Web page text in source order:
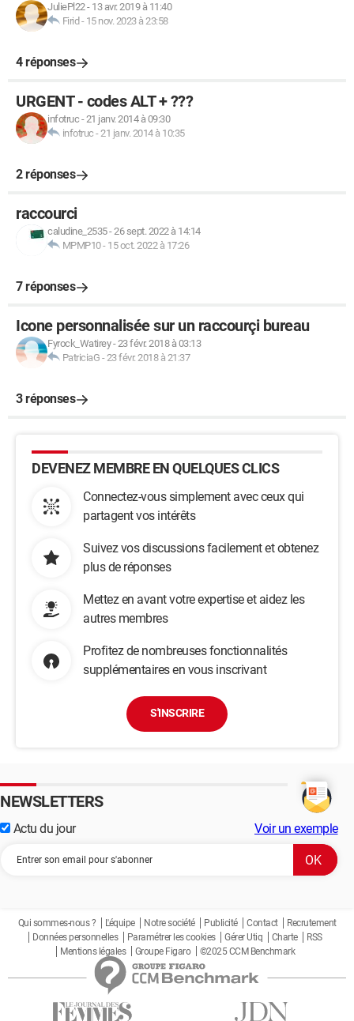
JuliePl22- 13 avr. 2019 à 11:40
Firid - 15 nov. 2023 à 23:58
4 réponses
URGENT - codes ALT + ???
infotruc -21 janv. 2014 à 09:30
infotruc -21 janv. 2014 à 10:35
2 réponses
raccourci
caludine_2535-26 sept. 2022 à 14:14
MPMP10- 15 oct. 2022 à 17:26
7 réponses
Icone personnalisée sur un raccourçi bureau
Fyrock_Watirey-23 févr. 2018 à 03:13
PatriciaG -23 févr. 2018 à 21:37
3 réponses
DEVENEZ MEMBRE EN QUELQUES CLICS
Connectez-vous simplement avec ceux qui
partagent vos intérêts
Suivez vos discussions facilement et obtenez
plus de réponses
Mettez en avant votre expertise et aidez les
autres membres
Profitez de nombreuses fonctionnalités
supplémentaires en vous inscrivant
S'INSCRIRE
NEWSLETTERS
Actu du jour Voir un exemple
Qui sommes-nous ? L'équipe Notre société Publicité Contact
Recrutement
Données personnelles
Paramétrer les cookies Gérer Utiq Charte
RSS
Mentions légales
Groupe Figaro ©2025 CCM Benchmark